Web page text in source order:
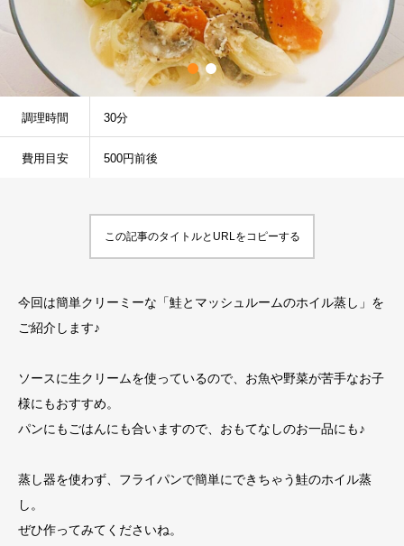
調理時間 30分
費用目安 500円前後
この記事のタイトルとURLをコピーする
今回は簡単クリーミーな「鮭とマッシュルームのホイル蒸し」を
ご紹介します♪
ソースに生クリームを使っているので、お魚や野菜が苦手なお子
様にもおすすめ。
パンにもごはんにも合いますので、おもてなしのお一品にも♪
蒸し器を使わず、フライパンで簡単にできちゃう鮭のホイル蒸
し。
ぜひ作ってみてくださいね。